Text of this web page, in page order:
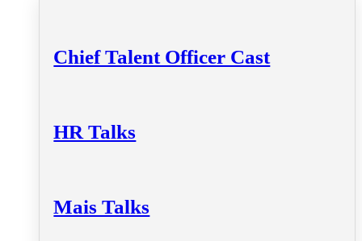
Chief Talent Officer Cast
HR Talks
Mais Talks